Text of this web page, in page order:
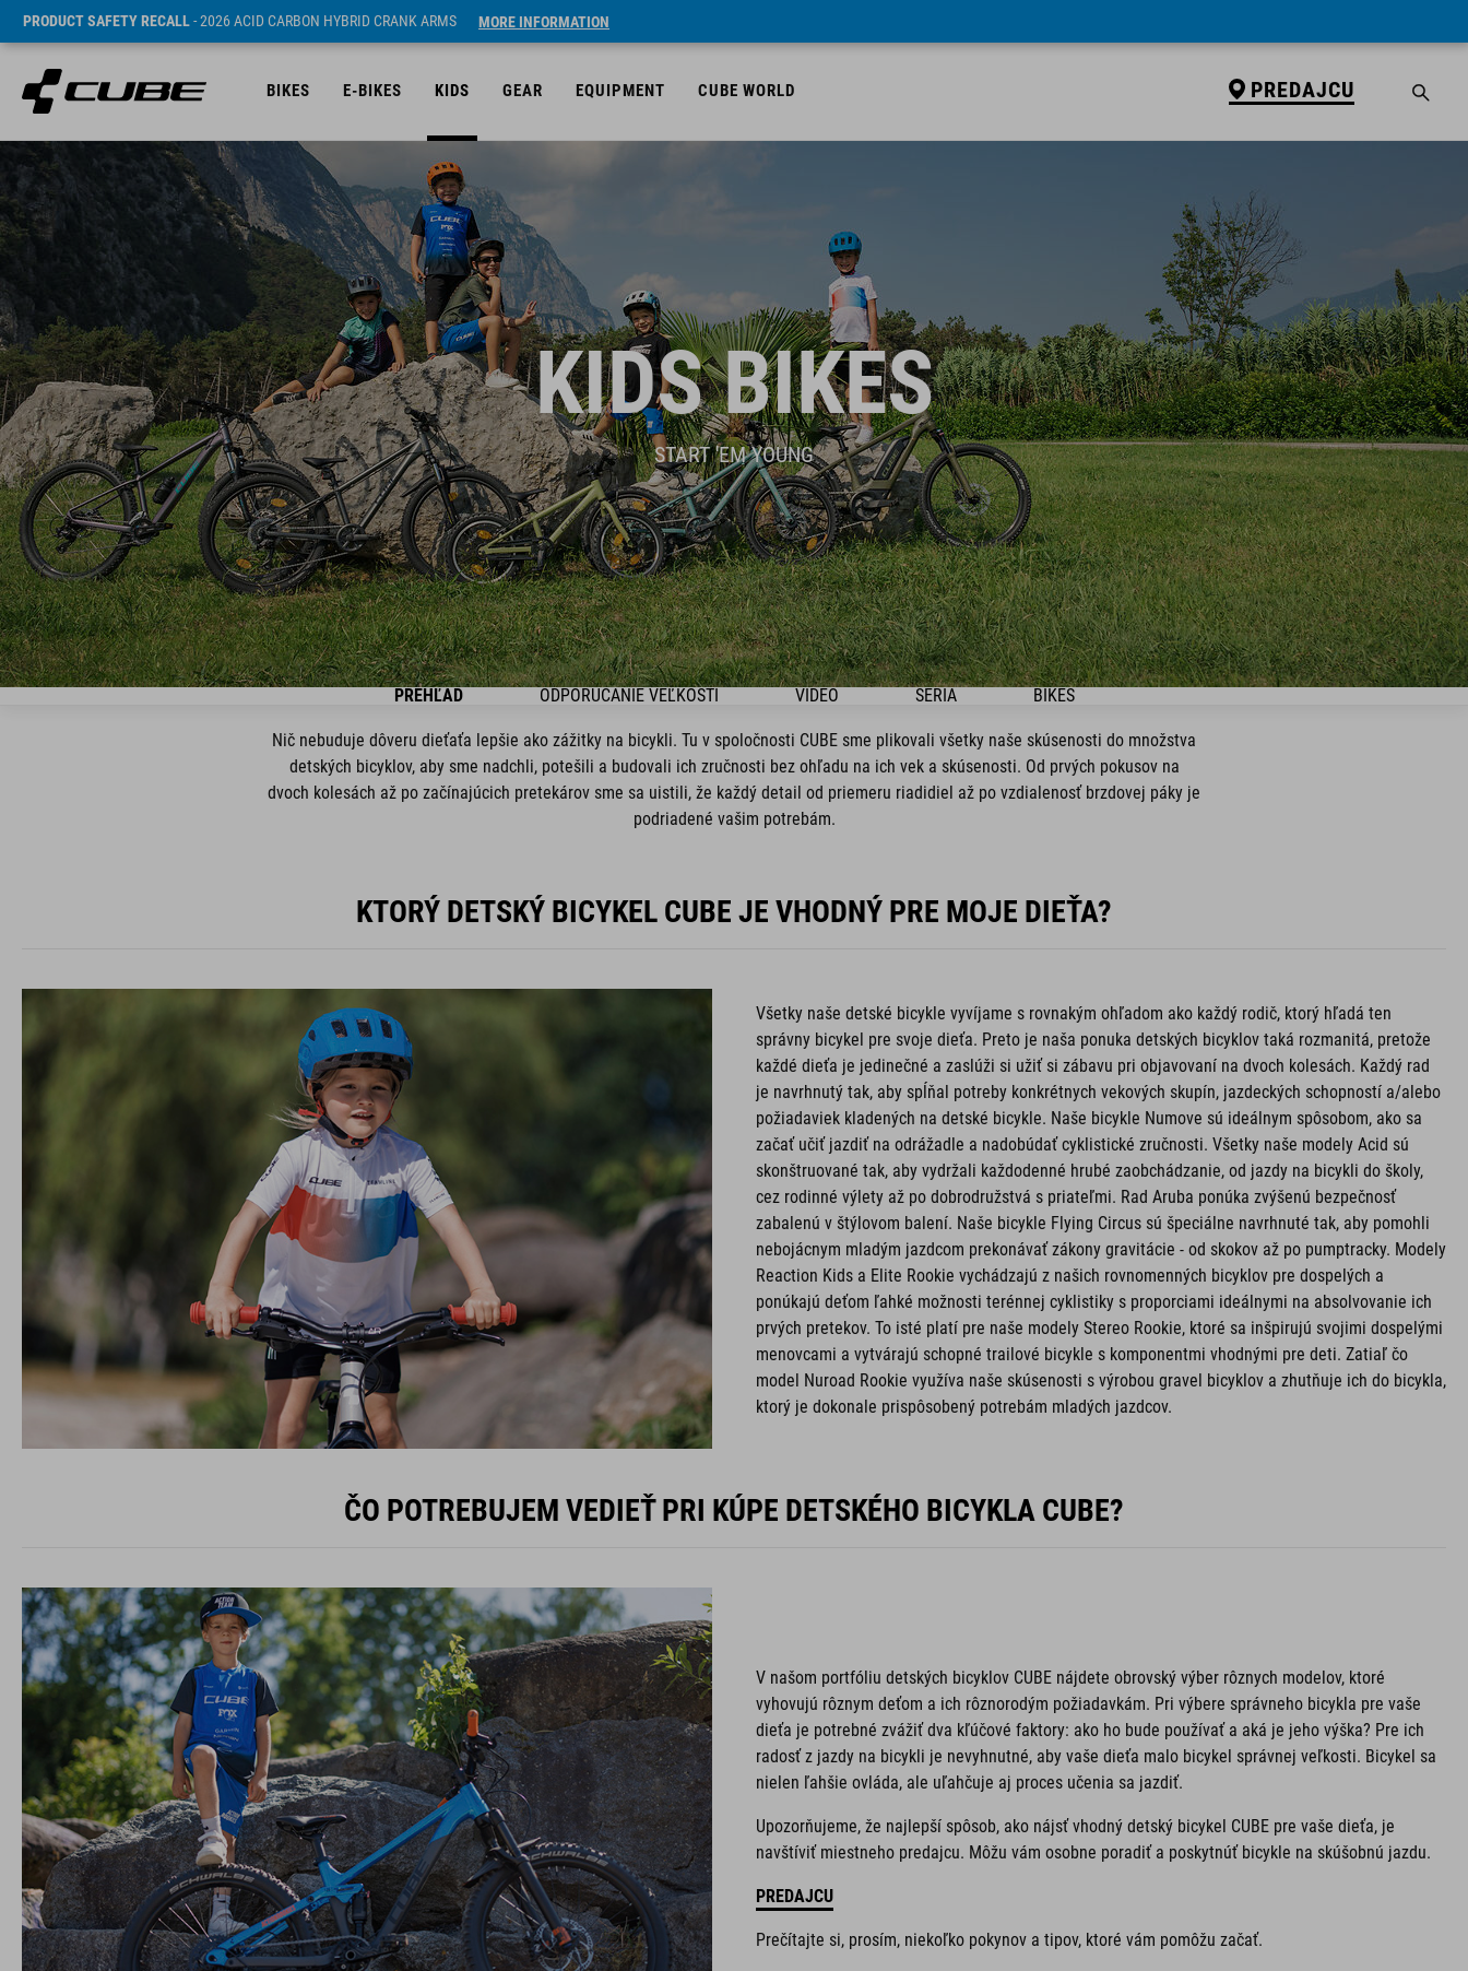
PRODUCT SAFETY RECALL- 2026 ACID CARBON HYBRID CRANK ARMS MORE INFORMATION
BIKES E-BIKES KIDS GEAR EQUIPMENT CUBE WORLD PREDAJCU
KIDS BIKES
START 'EM YOUNG
PREHĽAD ODPORÚČANIE VEĽKOSTI VIDEO SÉRIA BIKES
Nič nebuduje dôveru dieťaťa lepšie ako zážitky na bicykli. Tu v spoločnosti CUBE sme plikovali všetky naše skúsenosti do množstva
detských bicyklov, aby sme nadchli, potešili a budovali ich zručnosti bez ohľadu na ich vek a skúsenosti. Od prvých pokusov na
dvoch kolesách až po začínajúcich pretekárov sme sa uistili, že každý detail od priemeru riadidiel až po vzdialenosť brzdovej páky je
podriadené vašim potrebám.
KTORÝ DETSKÝ BICYKEL CUBE JE VHODNÝ PRE MOJE DIEŤA?
Všetky naše detské bicykle vyvíjame s rovnakým ohľadom ako každý rodič, ktorý hľadá ten
správny bicykel pre svoje dieťa. Preto je naša ponuka detských bicyklov taká rozmanitá, pretože
každé dieťa je jedinečné a zaslúži si užiť si zábavu pri objavovaní na dvoch kolesách. Každý rad
je navrhnutý tak, aby spĺňal potreby konkrétnych vekových skupín, jazdeckých schopností a/alebo
požiadaviek kladených na detské bicykle. Naše bicykle Numove sú ideálnym spôsobom, ako sa
začať učiť jazdiť na odrážadle a nadobúdať cyklistické zručnosti. Všetky naše modely Acid sú
skonštruované tak, aby vydržali každodenné hrubé zaobchádzanie, od jazdy na bicykli do školy,
cez rodinné výlety až po dobrodružstvá s priateľmi. Rad Aruba ponúka zvýšenú bezpečnosť
zabalenú v štýlovom balení. Naše bicykle Flying Circus sú špeciálne navrhnuté tak, aby pomohli
nebojácnym mladým jazdcom prekonávať zákony gravitácie - od skokov až po pumptracky. Modely
Reaction Kids a Elite Rookie vychádzajú z našich rovnomenných bicyklov pre dospelých a
ponúkajú deťom ľahké možnosti terénnej cyklistiky s proporciami ideálnymi na absolvovanie ich
prvých pretekov. To isté platí pre naše modely Stereo Rookie, ktoré sa inšpirujú svojimi dospelými
menovcami a vytvárajú schopné trailové bicykle s komponentmi vhodnými pre deti. Zatiaľ čo
model Nuroad Rookie využíva naše skúsenosti s výrobou gravel bicyklov a zhutňuje ich do bicykla,
ktorý je dokonale prispôsobený potrebám mladých jazdcov.
ČO POTREBUJEM VEDIEŤ PRI KÚPE DETSKÉHO BICYKLA CUBE?
V našom portfóliu detských bicyklov CUBE nájdete obrovský výber rôznych modelov, ktoré
vyhovujú rôznym deťom a ich rôznorodým požiadavkám. Pri výbere správneho bicykla pre vaše
dieťa je potrebné zvážiť dva kľúčové faktory: ako ho bude používať a aká je jeho výška? Pre ich
radosť z jazdy na bicykli je nevyhnutné, aby vaše dieťa malo bicykel správnej veľkosti. Bicykel sa
nielen ľahšie ovláda, ale uľahčuje aj proces učenia sa jazdiť.
Upozorňujeme, že najlepší spôsob, ako nájsť vhodný detský bicykel CUBE pre vaše dieťa, je
navštíviť miestneho predajcu. Môžu vám osobne poradiť a poskytnúť bicykle na skúšobnú jazdu.
PREDAJCU
Prečítajte si, prosím, niekoľko pokynov a tipov, ktoré vám pomôžu začať.